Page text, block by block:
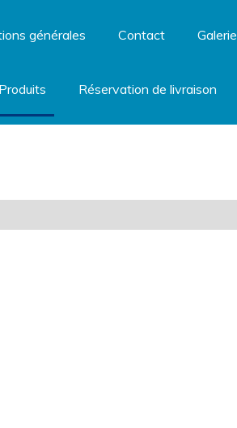
générales Contact Galerie
Produits Réservation de livraison